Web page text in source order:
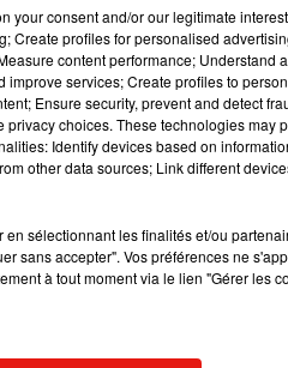
Mais le prix des places
» 7,70€.
elle en a profité pour aller
mouchoirs » de Guillaume
on a le temps.
UGC CINÉ Cité Bercy, les
moment au box-office mondial
your consent and/or our legitimate
Create profiles for personalised
content performance; Understand
services; Create profiles to
Ensure security, prevent and detect
choices. These technologies may
Identify devices based on
other data sources; Link different
sélectionnant les finalités et/ou
sans accepter". Vos préférences ne
à tout moment via le lien "Gérer les